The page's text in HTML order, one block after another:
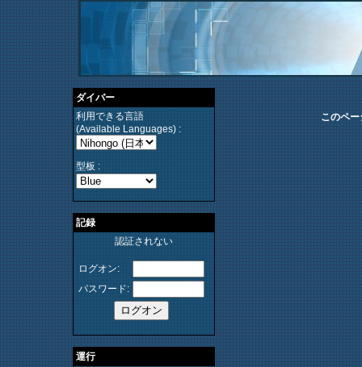
ダイバー
利用できる言語
(Available Languages) :
型板 :
記録
認証されない
ログオン:
パスワード:
運行
このペ